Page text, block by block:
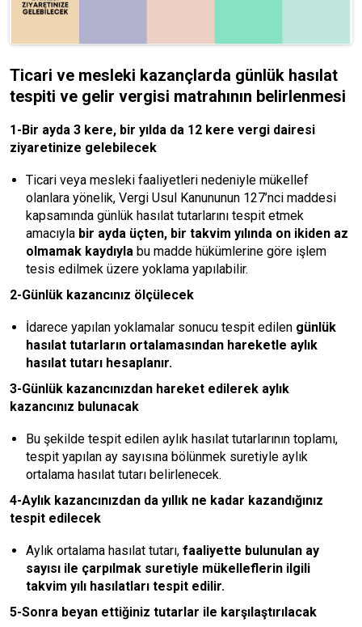
Ticari ve mesleki kazançlarda günlük hasılat
tespiti ve gelir vergisi matrahının belirlenmesi
1-Bir ayda 3 kere, bir yılda da 12 kere vergi dairesi
ziyaretinize gelebilecek
Ticari veya mesleki faaliyetleri nedeniyle mükellef
olanlara yönelik, Vergi Usul Kanununun 127’nci maddesi
kapsamında günlük hasılat tutarlarını tespit etmek
amacıyla bir ayda üçten, bir takvim yılında on ikiden az
olmamak kaydıyla bu madde hükümlerine göre işlem
tesis edilmek üzere yoklama yapılabilir.
2-Günlük kazancınız ölçülecek
İdarece yapılan yoklamalar sonucu tespit edilen günlük
hasılat tutarların ortalamasından hareketle aylık
hasılat tutarı hesaplanır.
3-Günlük kazancınızdan hareket edilerek aylık
kazancınız bulunacak
Bu şekilde tespit edilen aylık hasılat tutarlarının toplamı,
tespit yapılan ay sayısına bölünmek suretiyle aylık
ortalama hasılat tutarı belirlenecek.
4-Aylık kazancınızdan da yıllık ne kadar kazandığınız
tespit edilecek
Aylık ortalama hasılat tutarı, faaliyette bulunulan ay
sayısı ile çarpılmak suretiyle mükelleflerin ilgili
takvim yılı hasılatları tespit edilir.
5-Sonra beyan ettiğiniz tutarlar ile karşılaştırılacak